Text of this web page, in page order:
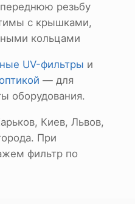
резьбу
с крышками,
кольцами
UV-фильтры и
— для
оборудования.
Киев, Львов,
При
фильтр по